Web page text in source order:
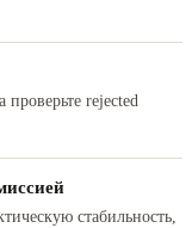
rejected
стабильность,